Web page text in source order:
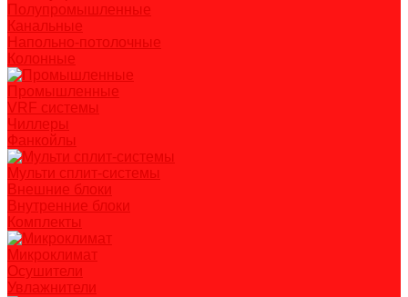
Полупромышленные
Канальные
Напольно-потолочные
Колонные
Промышленные
VRF системы
Чиллеры
Фанкойлы
Мульти сплит-системы
Внешние блоки
Внутренние блоки
Комплекты
Микроклимат
Осушители
Увлажнители